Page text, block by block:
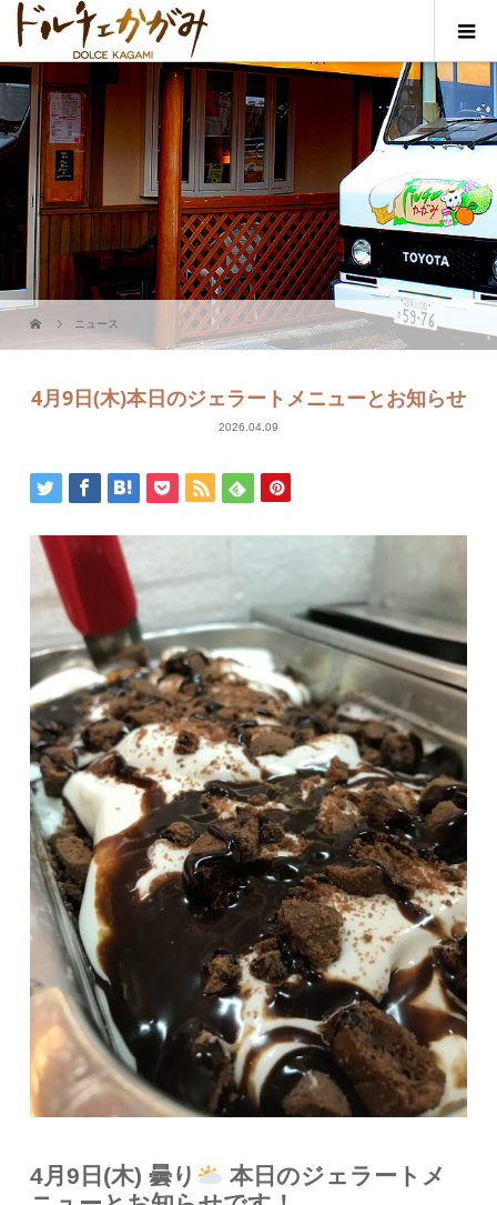
ニュース
4月9日(木)本日のジェラートメニューとお知らせ
2026.04.09
4月9日(木) 曇り
本日のジェラートメ